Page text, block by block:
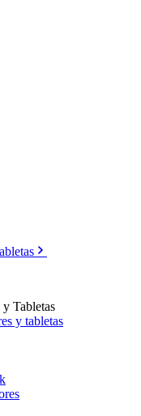
Tabletas
y tabletas